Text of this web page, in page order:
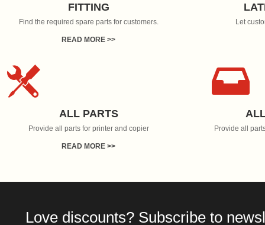
FITTING
Find the required spare parts for customers.
READ MORE >>
ALL PARTS
Provide all parts for printer and copier
READ MORE >>
Let
Provide all
Love discounts? Subscribe to